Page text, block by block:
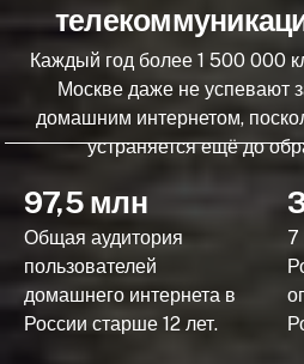
Каждый год более 1 500 000
Москве даже не успевают
домашним интернетом,
устраняется ещё до
97,5 млн
Общая аудитория
пользователей
домашнего интернета в
России старше 12 лет.
7